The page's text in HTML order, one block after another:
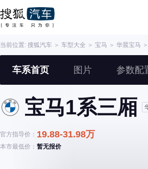
当前位置: 搜狐汽车 ＞ 车型大全 ＞ 宝马 ＞ 华晨宝马 ＞
车系首页 图片 参数配
宝马1系三厢
官方指导价： 19.88-31.98万
本市最低价： 暂无报价